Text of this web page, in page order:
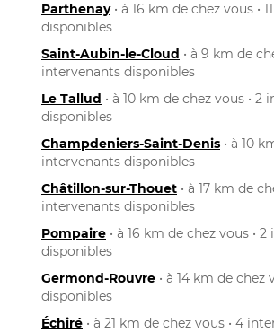
Parthenay• à 16 km de chez vous •
disponibles
Saint-Aubin-le-Cloud • à 9 km de
intervenants disponibles
Le Tallud • à 10 km de chez vous • 2
disponibles
Champdeniers-Saint-Denis • à 10
intervenants disponibles
Châtillon-sur-Thouet • à 17 km de
intervenants disponibles
Pompaire • à 16 km de chez vous •
disponibles
Germond-Rouvre • à 14 km de chez
disponibles
Échiré • à 21 km de chez vous • 4